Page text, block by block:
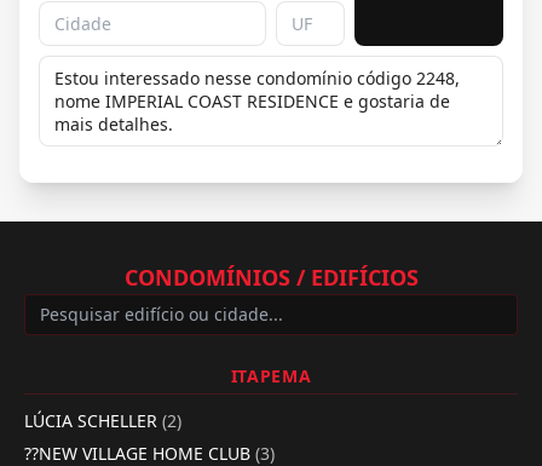
CONDOMÍNIOS / EDIFÍCIOS
ITAPEMA
LÚCIA SCHELLER (2)
??NEW VILLAGE HOME CLUB (3)